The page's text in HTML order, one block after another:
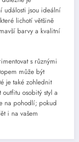
události jsou ideální
lichotí většině
barvy a kvalitní
s různými
může být
je také zohlednit
osobitý styl a
na pohodlí; pokud
i na vašem